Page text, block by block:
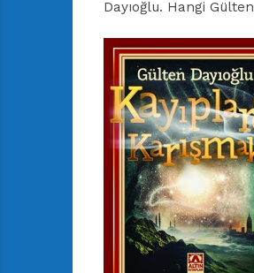
Dayıoğlu. Hangi